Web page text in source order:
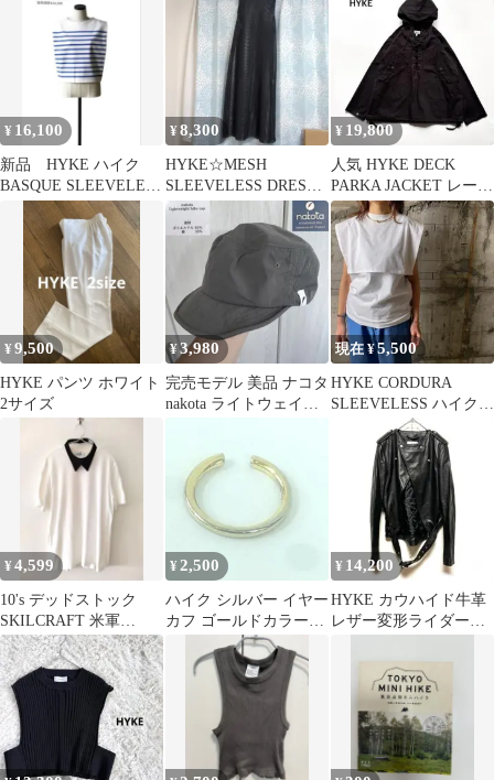
¥ 16,100
新品 HYKE ハイク
BASQUE SLEEVELESS
¥8,300
HYKE☆MESH
SLEEVELESS DRESS
☆メッシュワンピース
¥ 19,800
人気 HYKE DECK
PARKA JACKET レース
アップ ジャケット1
¥9,500
HYKE パンツ ホワイト
2サイズ
¥3,980
完売モデル 美品 ナコタ
nakota ライトウェイト
現在 ¥5,500
HYKE CORDURA
SLEEVELESS ハイク T
シャツ コーデュラ
¥4,599
10's デッドストック
SKILCRAFT 米軍
NECKTAB HYKE
¥2,500
ハイク シルバー イヤー
カフ ゴールドカラー
¥ 14,200
HYKE カウハイド牛革
レザー変形ライダース